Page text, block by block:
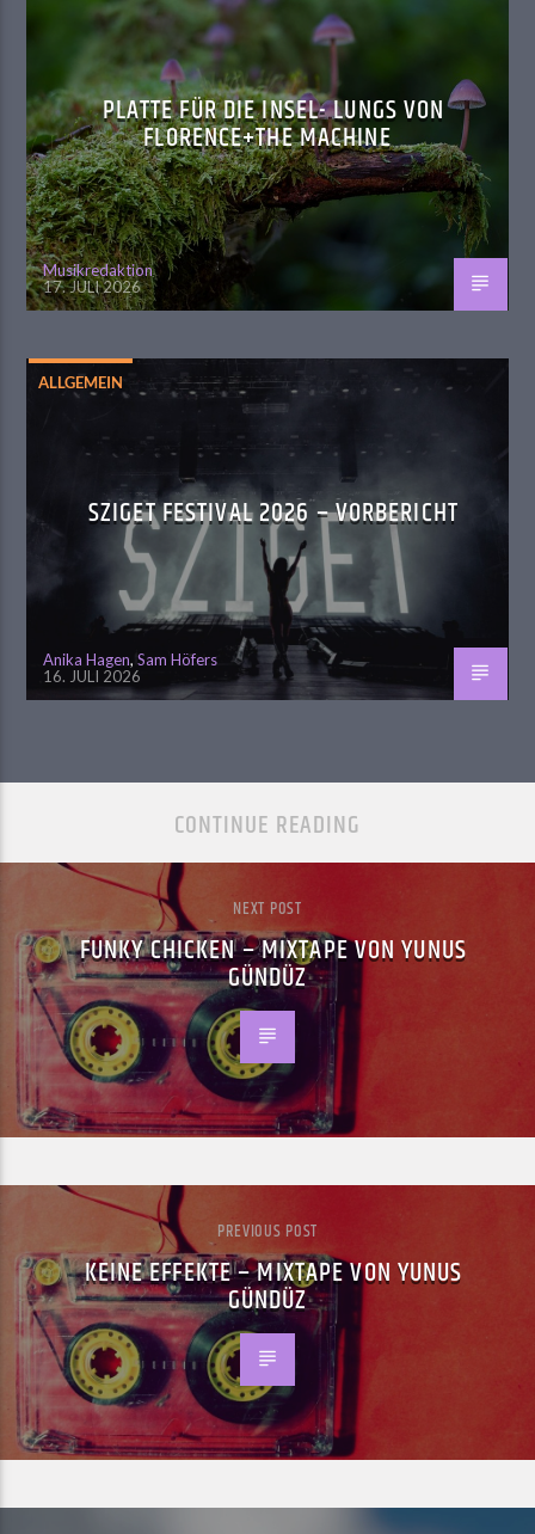
PLATTE FÜR DIE INSEL- LUNGS VON
FLORENCE+THE MACHINE
Musikredaktion
17. JULI 2026
ALLGEMEIN
SZIGET FESTIVAL 2026 – VORBERICHT
Anika Hagen,Sam Höfers
16. JULI 2026
CONTINUE READING
NEXT POST
FUNKY CHICKEN – MIXTAPE VON YUNUS
GÜNDÜZ
PREVIOUS POST
KEINE EFFEKTE – MIXTAPE VON YUNUS
GÜNDÜZ